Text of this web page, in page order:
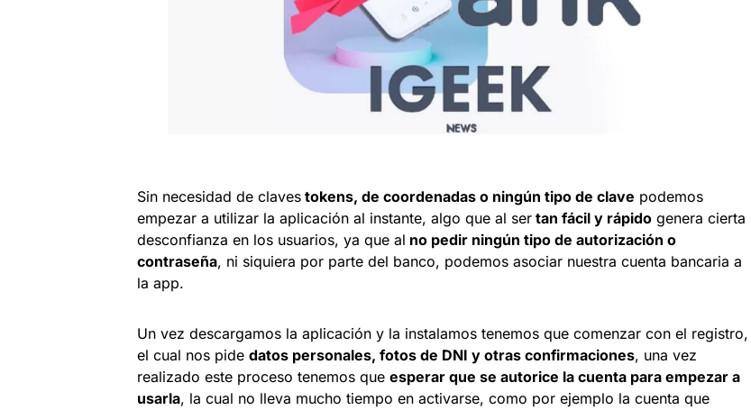
Sin necesidad de claves tokens, de coordenadas o ningún tipo de clave podemos
empezar a utilizar la aplicación al instante, algo que al ser tan fácil y rápido genera cierta
desconfianza en los usuarios, ya que al no pedir ningún tipo de autorización o
contraseña, ni siquiera por parte del banco, podemos asociar nuestra cuenta bancaria a
la app.
Un vez descargamos la aplicación y la instalamos tenemos que comenzar con el registro,
el cual nos pide datos personales, fotos de DNI y otras confirmaciones, una vez
realizado este proceso tenemos que esperar que se autorice la cuenta para empezar a
usarla, la cual no lleva mucho tiempo en activarse, como por ejemplo la cuenta que